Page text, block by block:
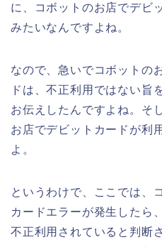
に、コボットのお店でデビ
みたいなんですよね。
なので、急いでコボットの
ドは、不正利用ではない旨
お伝えしたんですよね。そ
お店でデビットカードが利
よ。
というわけで、ここでは、
カードエラーが発生したら
不正利用されていると判断